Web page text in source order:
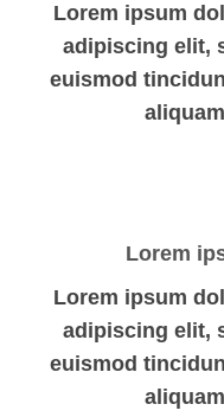
Lorem ipsum
adipiscing elit,
euismod
Lorem
Lorem ipsum
adipiscing elit,
euismod